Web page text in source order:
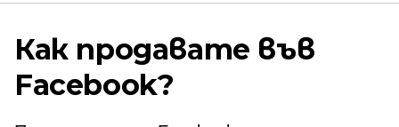
Как продавате във
Facebook?